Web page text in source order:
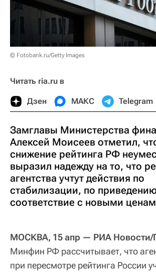
© Fotobank.ru/Getty Images
Читать ria.ru в
Дзен МАКС Telegram
Замглавы Министерства
Алексей Моисеев отметил,
снижение рейтинга РФ
выразил надежду на то, что
агентства учтут действия по
стабилизации, по
соответствие с новыми
МОСКВА, 15 апр — РИА
Минфин РФ рассчитывает, что
при пересмотре рейтинга России